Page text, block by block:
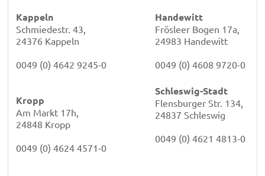
Kappeln
Schmiedestr. 43,
24376 Kappeln
0049 (0) 4642 9245-0
Handewitt
Frösleer Bogen 17a,
24983 Handewitt
0049 (0) 4608 9720-0
Kropp
Am Markt 17h,
24848 Kropp
0049 (0) 4624 4571-0
Schleswig-Stadt
Flensburger Str. 134,
24837 Schleswig
0049 (0) 4621 4813-0